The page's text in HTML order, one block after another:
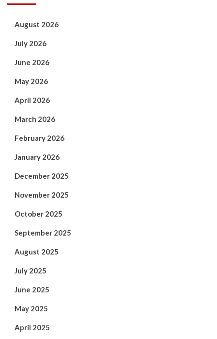
August 2026
July 2026
June 2026
May 2026
April 2026
March 2026
February 2026
January 2026
December 2025
November 2025
October 2025
September 2025
August 2025
July 2025
June 2025
May 2025
April 2025